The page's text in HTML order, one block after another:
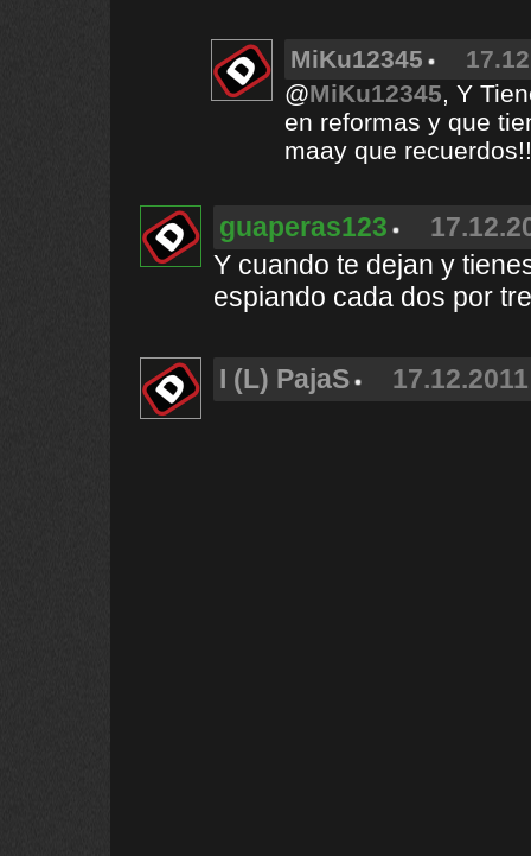
MiKu12345
@MiKu12345, Y
en reformas y que
maay que
guaperas123
Y cuando te dejan y
espiando cada dos por
I (L) PajaS